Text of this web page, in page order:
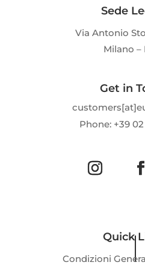
Sede
Via Antonio
Milano –
Get in
Phone: +39
Quick
Condizioni